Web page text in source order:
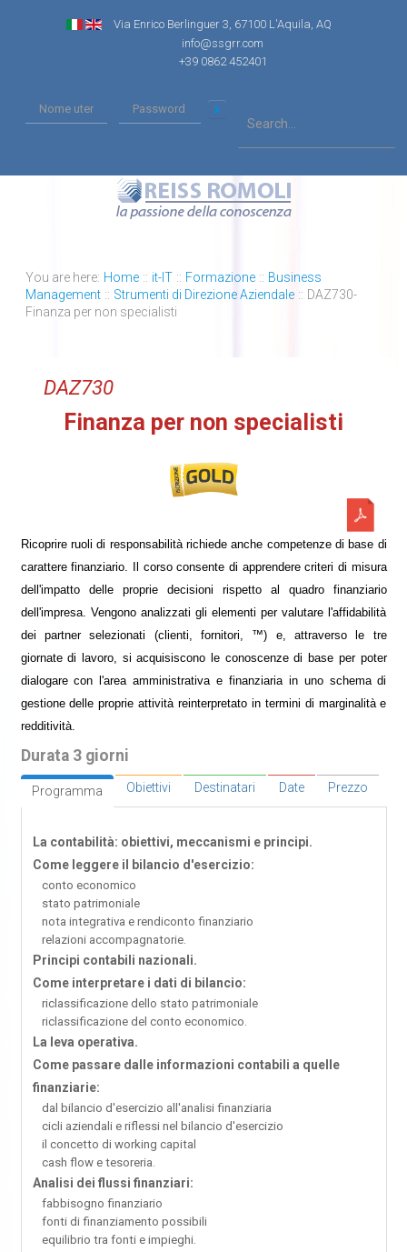
Via Enrico Berlinguer 3, 67100 L'Aquila, AQ
info@ssgrr.com
+39 0862 452401
You are here: Home :: it-IT :: Formazione :: Business
Management :: Strumenti di Direzione Aziendale :: DAZ730-
Finanza per non specialisti
DAZ730
Finanza per non specialisti
Ricoprire ruoli di responsabilità richiede anche competenze di base di
carattere finanziario. Il corso consente di apprendere criteri di misura
dell'impatto delle proprie decisioni rispetto al quadro finanziario
dell'impresa. Vengono analizzati gli elementi per valutare l'affidabilità
dei partner selezionati (clienti, fornitori, ™) e, attraverso le tre
giornate di lavoro, si acquisiscono le conoscenze di base per poter
dialogare con l'area amministrativa e finanziaria in uno schema di
gestione delle proprie attività reinterpretato in termini di marginalità e
redditività.
Durata 3 giorni
Programma Obiettivi Destinatari Date Prezzo
La contabilità: obiettivi, meccanismi e principi.
Come leggere il bilancio d'esercizio:
conto economico
stato patrimoniale
nota integrativa e rendiconto finanziario
relazioni accompagnatorie.
Principi contabili nazionali.
Come interpretare i dati di bilancio:
riclassificazione dello stato patrimoniale
riclassificazione del conto economico.
La leva operativa.
Come passare dalle informazioni contabili a quelle
finanziarie:
dal bilancio d'esercizio all'analisi finanziaria
cicli aziendali e riflessi nel bilancio d'esercizio
il concetto di working capital
cash flow e tesoreria.
Analisi dei flussi finanziari:
fabbisogno finanziario
fonti di finanziamento possibili
equilibrio tra fonti e impieghi.